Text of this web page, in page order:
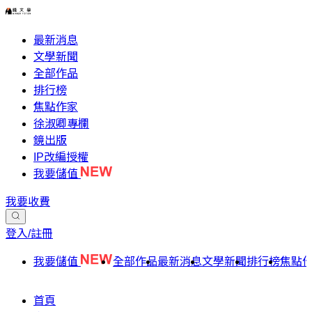
最新消息
文學新聞
全部作品
排行榜
焦點作家
徐淑卿專欄
鏡出版
IP改編授權
我要儲值
我要收費
登入/註冊
我要儲值 全部作品最新消息文學新聞排行榜焦點
首頁